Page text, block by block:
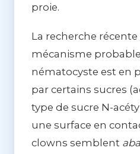
proie.
La recherche
mécanisme
nématocyste est en
par certains sucres (
type de sucre N-
une surface en
clowns semblent